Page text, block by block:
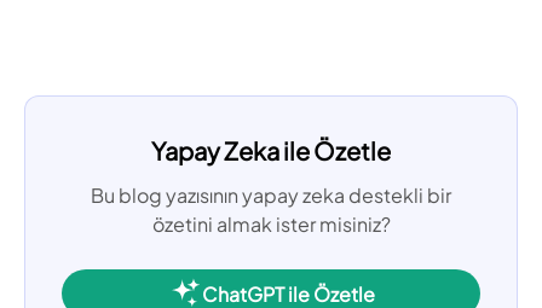
Yapay Zeka ile Özetle
Bu blog yazısının yapay zeka destekli bir
özetini almak ister misiniz?
ChatGPT ile Özetle